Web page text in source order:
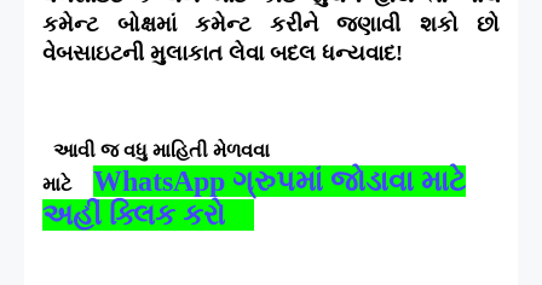
કમેન્ટ બોક્ષમાં કમેન્ટ કરીને જણાવી શકો છો
વેબસાઇટની મુલાકાત લેવા બદલ ધન્યવાદ!
આવી જ વધુ માહિતી મેળવવા
માટે
WhatsApp ગ્રુપમાં જોડાવા માટે
અહીં ક્લિક કરો